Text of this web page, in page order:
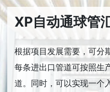
XP自动通球管
根据项目发展需要，可分
每条进出口管道可按照生
道。同时，可以实现一个